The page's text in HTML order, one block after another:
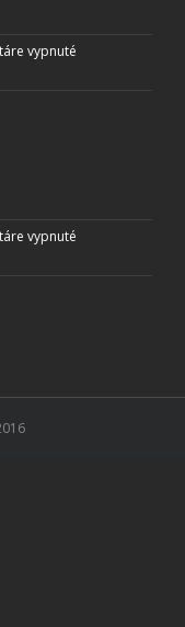
vypnuté
vypnuté